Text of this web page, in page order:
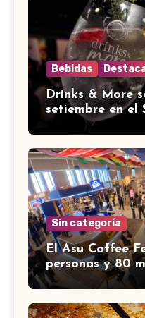
Bebidas
Drinks & More
setiembre en el
Sin categoría
El Asu Coffee
personas y 80